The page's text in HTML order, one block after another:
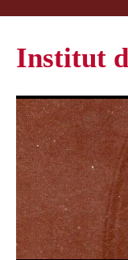
Institut